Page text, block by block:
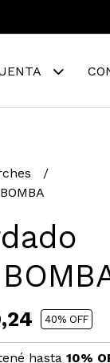
40% OFF
hasta 10%